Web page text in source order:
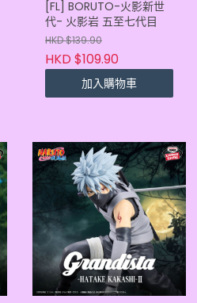
[FL] BORUTO-火影新世
代- 火影岩 五至七代目
HKD $139.90
HKD $109.90
加入購物車